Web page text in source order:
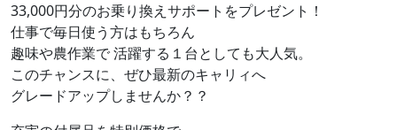
33,000円分のお乗り換えサポートをプレゼント！
仕事で毎日使う方はもちろん
趣味や農作業で 活躍する１台としても大人気。
このチャンスに、ぜひ最新のキャリィへ
グレードアップしませんか？？